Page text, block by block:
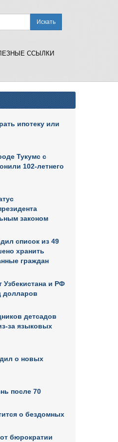
Искать
ССЫЛКИ
ипотеку или
Тукумс с
102-летнего
законом
список из 49
хранить
граждан
и РФ
долларов
детсадов
за языковых
о новых
после 70
о бездомных
бюрократии